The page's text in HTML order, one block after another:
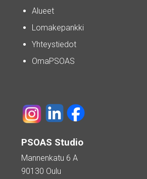
Alueet
Lomakepankki
Yhteystiedot
OmaPSOAS
PSOAS Studio
Mannenkatu 6 A
90130 Oulu